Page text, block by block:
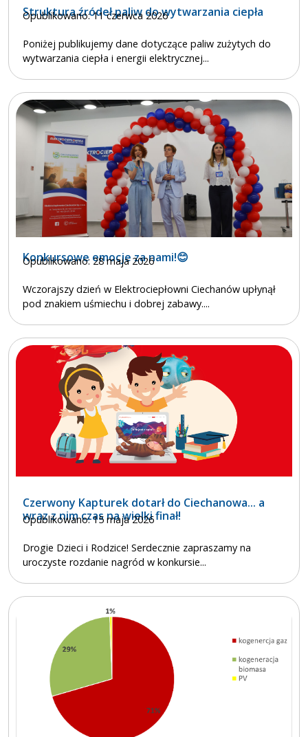
Struktura źródeł paliw do wytwarzania ciepła
Opublikowano: 11 czerwca 2026
Poniżej publikujemy dane dotyczące paliw zużytych do
wytwarzania ciepła i energii elektrycznej...
Konkursowe emocje za nami!😊
Opublikowano: 28 maja 2026
Wczorajszy dzień w Elektrociepłowni Ciechanów upłynął
pod znakiem uśmiechu i dobrej zabawy....
Czerwony Kapturek dotarł do Ciechanowa... a
wraz z nim czas na wielki finał!
Opublikowano: 15 maja 2026
Drogie Dzieci i Rodzice! Serdecznie zapraszamy na
uroczyste rozdanie nagród w konkursie...